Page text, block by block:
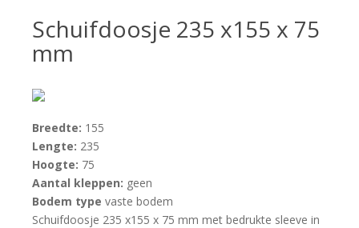
Schuifdoosje 235 x155 x 75
mm
Breedte: 155
Lengte: 235
Hoogte: 75
Aantal kleppen: geen
Bodem type vaste bodem
Schuifdoosje 235 x155 x 75 mm met bedrukte sleeve in